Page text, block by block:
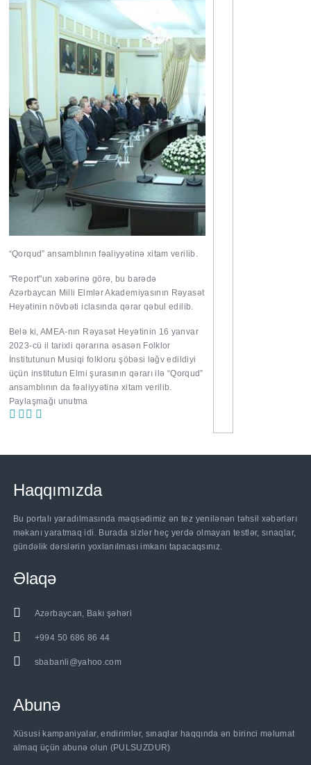
“Qorqud” ansamblının fəaliyyətinə xitam verilib.
"Report"un xəbərinə görə, bu barədə
Azərbaycan Milli Elmlər Akademiyasının Rəyasət
Heyətinin növbəti iclasında qərar qəbul edilib.
Belə ki, AMEA-nın Rəyasət Heyətinin 16 yanvar
2023-cü il tarixli qərarına əsasən Folklor
İnstitutunun Musiqi folkloru şöbəsi ləğv edildiyi
üçün institutun Elmi şurasının qərarı ilə “Qorqud”
ansamblının da fəaliyyətinə xitam verilib.
Paylaşmağı unutma
Haqqımızda
Bu portalı yaradılmasında məqsədimiz ən tez yenilənən təhsil xəbərlərı
məkanı yaratmaq idi. Burada sizlər heç yerdə olmayan testlər, sınaqlar,
gündəlik dərslərin yoxlanılması imkanı tapacaqsınız.
Əlaqə
Azərbaycan, Bakı şəhəri
+994 50 686 86 44
sbabanli@yahoo.com
Abunə
Xüsusi kampaniyalar, endirimlər, sınaqlar haqqında ən birinci məlumat
almaq üçün abunə olun (PULSUZDUR)